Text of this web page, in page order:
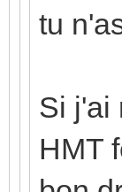
tu
Si j'ai
HMT